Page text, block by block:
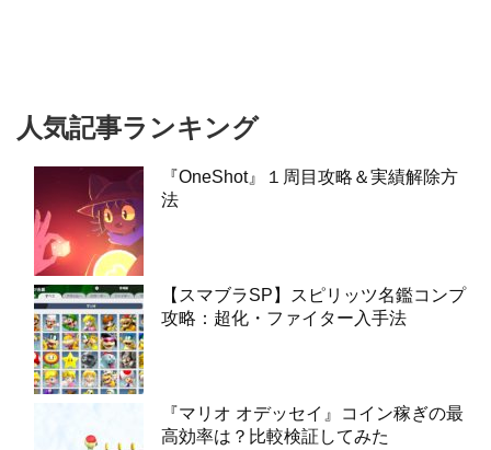
人気記事ランキング
『OneShot』１周目攻略＆実績解除方
法
【スマブラSP】スピリッツ名鑑コンプ
攻略：超化・ファイター入手法
『マリオ オデッセイ』コイン稼ぎの最
高効率は？比較検証してみた